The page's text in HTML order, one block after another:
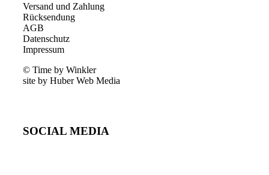
Versand und Zahlung
Rücksendung
AGB
Datenschutz
Impressum
© Time by Winkler
site by Huber Web Media
SOCIAL MEDIA